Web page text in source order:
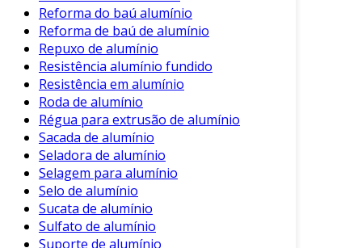
também contribuir para um futuro mais
sustentável na indústria automotiva.
Reforma do baú alumínio
Reforma de baú de alumínio
Repuxo de alumínio
Resistência alumínio fundido
Resistência em alumínio
Roda de alumínio
Régua para extrusão de alumínio
Sacada de alumínio
Seladora de alumínio
Selagem para alumínio
Selo de alumínio
Sucata de alumínio
Sulfato de alumínio
Suporte de alumínio